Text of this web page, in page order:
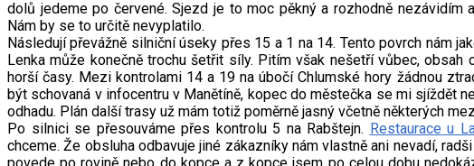
dolů jedeme po červené. Sjezd je to moc pěkný a rozhodně
Nám by se to určitě nevyplatilo.
Následují převážně silniční úseky přes 15 a 1 na 14. Tento povrch nám
Lenka může konečně trochu šetřit síly. Pitím však nešetří vůbec,
horší časy. Mezi kontrolami 14 a 19 na úbočí Chlumské hory žádnou
být schovaná v infocentru v Manětíně, kopec do městečka se mi sjíždět
odhadu. Plán další trasy už mám totiž poměrně jasný včetně některých
Po silnici se přesouváme přes kontrolu 5 na Rabštejn. Restaurace u
chceme. Že obsluha odbavuje jiné zákazníky nám vlastně ani nevadí,